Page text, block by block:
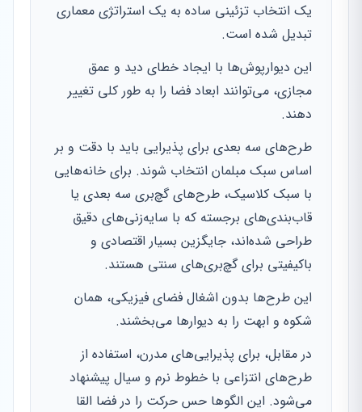
یک انتخاب تزئینی ساده به یک استراتژی معماری
تبدیل شده است.
این دیوارپوش‌ها با ایجاد خطای دید و عمق
مجازی، می‌توانند ابعاد فضا را به طور کلی تغییر
دهند.
طرح‌های سه بعدی برای پذیرایی باید با دقت و بر
اساس سبک مبلمان انتخاب شوند. برای خانه‌هایی
با سبک کلاسیک، طرح‌های گچ‌بری سه بعدی یا
قاب‌بندی‌های برجسته که با سایه‌زنی‌های دقیق
طراحی شده‌اند، جایگزین بسیار اقتصادی و
باکیفیتی برای گچ‌بری‌های سنتی هستند.
این طرح‌ها بدون اشغال فضای فیزیکی، همان
شکوه و ابهت را به دیوارها می‌بخشند.
در مقابل، برای پذیرایی‌های مدرن، استفاده از
طرح‌های انتزاعی با خطوط نرم و سیال پیشنهاد
می‌شود. این الگوها حس حرکت را در فضا القا